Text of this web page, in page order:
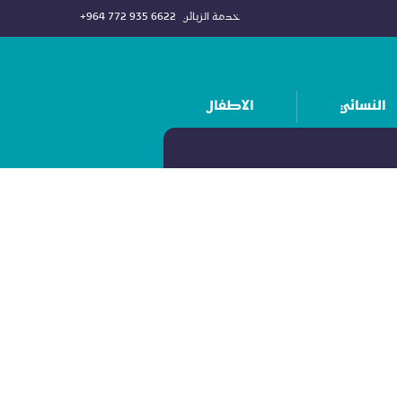
+964 772 935 6622 خدمة الزبائن
الاطفال النسائي